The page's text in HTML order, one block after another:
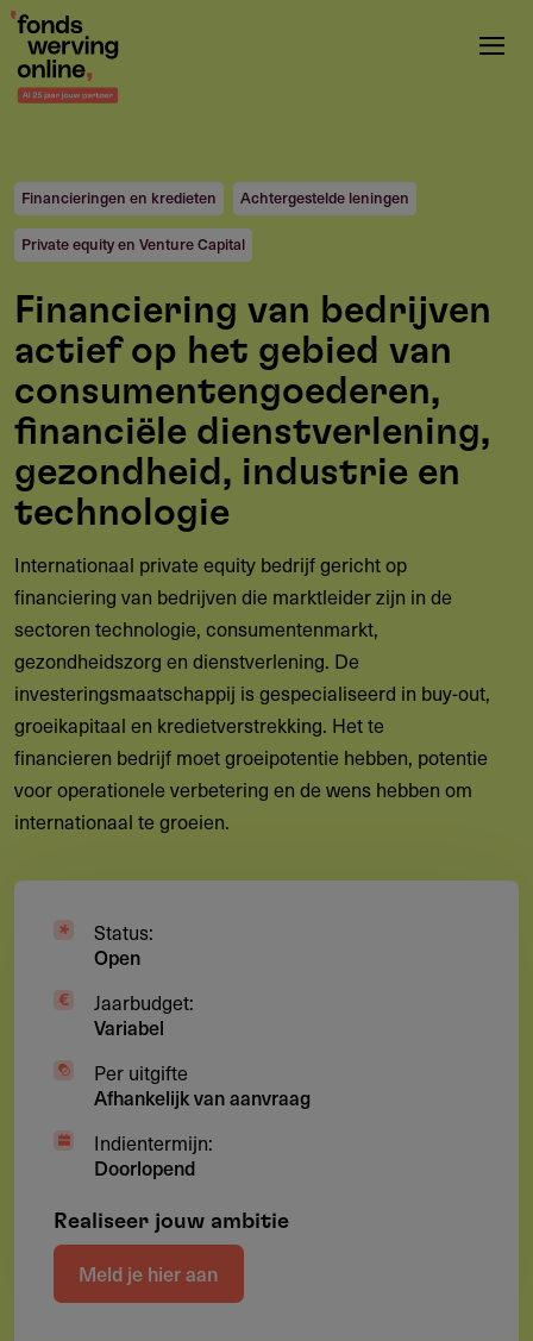
Overslaan
naar
de
gaan
Financieringen en kredieten Achtergestelde leningen
Private equity en Venture Capital
Financiering van bedrijven
actief op het gebied van
consumentengoederen,
financiële dienstverlening,
gezondheid, industrie en
technologie
Internationaal private equity bedrijf gericht op
financiering van bedrijven die marktleider zijn in de
sectoren technologie, consumentenmarkt,
gezondheidszorg en dienstverlening. De
investeringsmaatschappij is gespecialiseerd in buy-out,
groeikapitaal en kredietverstrekking. Het te
financieren bedrijf moet groeipotentie hebben, potentie
voor operationele verbetering en de wens hebben om
internationaal te groeien.
Status:
Open
Jaarbudget:
Variabel
Per uitgifte
Afhankelijk van aanvraag
Indientermijn:
Doorlopend
Realiseer jouw ambitie
Meld je hier aan